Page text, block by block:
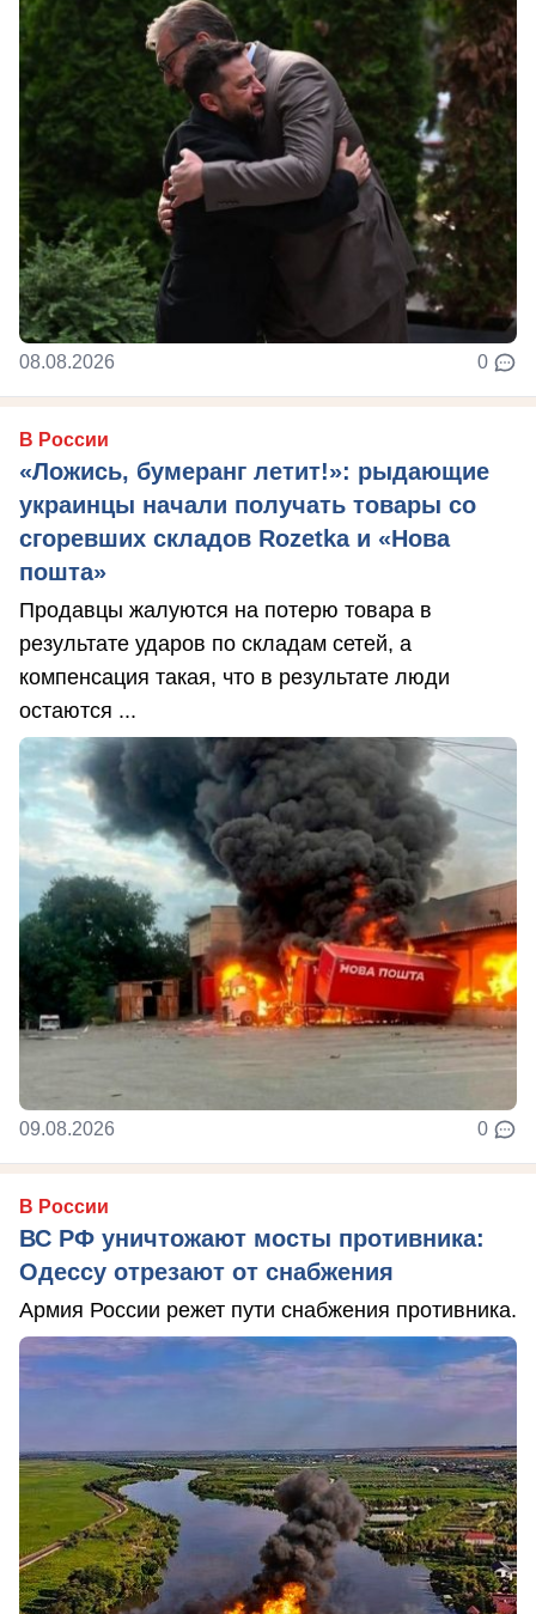
08.08.2026 0
В России
«Ложись, бумеранг летит!»: рыдающие
украинцы начали получать товары со
сгоревших складов Rozetka и «Нова
пошта»
Продавцы жалуются на потерю товара в
результате ударов по складам сетей, а
компенсация такая, что в результате люди
остаются ...
09.08.2026 0
В России
ВС РФ уничтожают мосты противника:
Одессу отрезают от снабжения
Армия России режет пути снабжения противника.